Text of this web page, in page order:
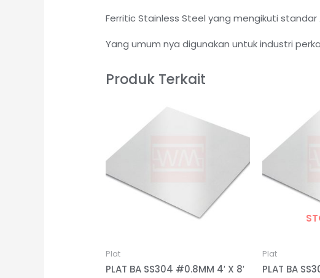
Ferritic Stainless Steel yang mengikuti standar
Yang umum nya digunakan untuk industri
Produk Terkait
Plat
PLAT BA SS304 #0.8MM 4′ X 8′
Plat
PLAT BA